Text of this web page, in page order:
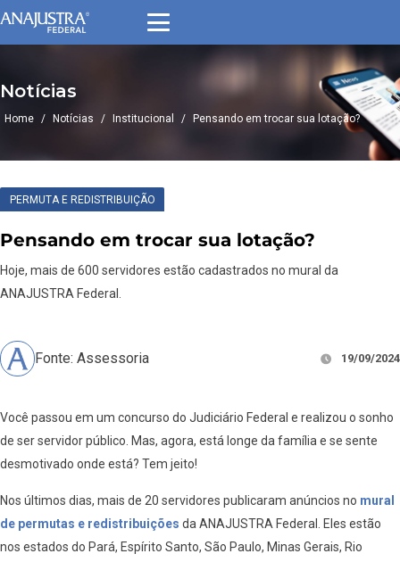
Notícias
Home / Notícias / Institucional / Pensando em trocar sua lotação?
PERMUTA E REDISTRIBUIÇÃO
Pensando em trocar sua lotação?
Hoje, mais de 600 servidores estão cadastrados no mural da
ANAJUSTRA Federal.
Fonte: Assessoria 19/09/2024
Você passou em um concurso do Judiciário Federal e realizou o sonho
de ser servidor público. Mas, agora, está longe da família e se sente
desmotivado onde está? Tem jeito!
Nos últimos dias, mais de 20 servidores publicaram anúncios no mural
de permutas e redistribuições da ANAJUSTRA Federal. Eles estão
nos estados do Pará, Espírito Santo, São Paulo, Minas Gerais, Rio